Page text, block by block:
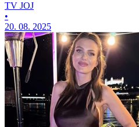
TV JOJ
•
20. 08. 2025